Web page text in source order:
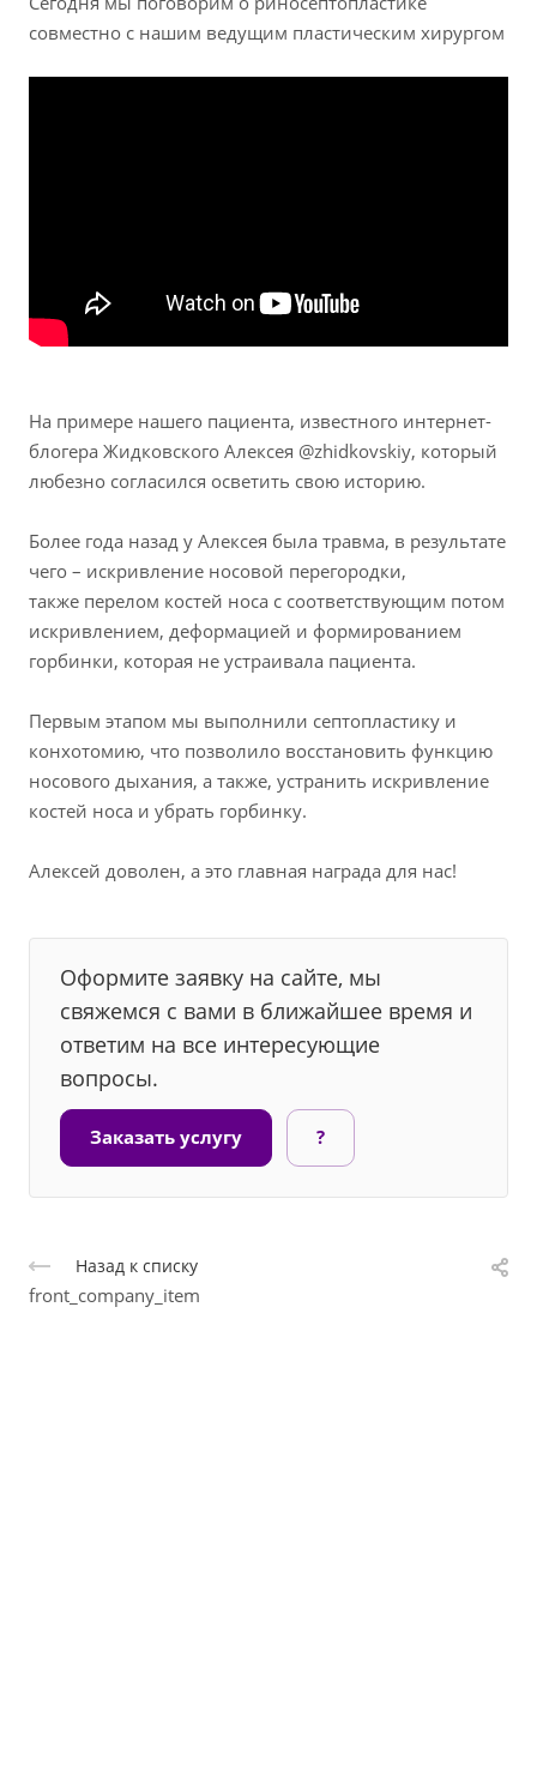
совместно с нашим ведущим пластическим хирургом
На примере нашего пациента, известного интернет-
блогера Жидковского Алексея @zhidkovskiy, который
любезно согласился осветить свою историю.
Более года назад у Алексея была травма, в результате
чего – искривление носовой перегородки,
также перелом костей носа с соответствующим потом
искривлением, деформацией и формированием
горбинки, которая не устраивала пациента.
Первым этапом мы выполнили септопластику и
конхотомию, что позволило восстановить функцию
носового дыхания, а также, устранить искривление
костей носа и убрать горбинку.
Алексей доволен, а это главная награда для нас!
Оформите заявку на сайте, мы
свяжемся с вами в ближайшее время и
ответим на все интересующие
вопросы.
Заказать услугу ?
Назад к списку
front_company_item